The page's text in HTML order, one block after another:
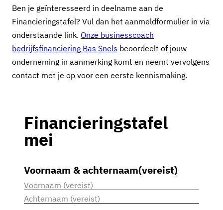
Ben je geïnteresseerd in deelname aan de
Financieringstafel? Vul dan het aanmeldformulier in via
onderstaande link. Onze businesscoach
bedrijfsfinanciering Bas Snels beoordeelt of jouw
onderneming in aanmerking komt en neemt vervolgens
contact met je op voor een eerste kennismaking.
Financieringstafel
mei
Voornaam & achternaam(vereist)
Voornaam